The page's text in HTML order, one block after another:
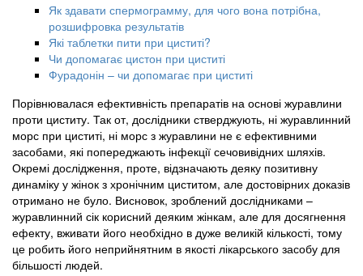
Як здавати спермограмму, для чого вона потрібна,
розшифровка результатів
Які таблетки пити при циститі?
Чи допомагає цистон при циститі
Фурадонін – чи допомагає при циститі
Порівнювалася ефективність препаратів на основі журавлини
проти циститу. Так от, дослідники стверджують, ні журавлинний
морс при циститі, ні морс з журавлини не є ефективними
засобами, які попереджають інфекції сечовивідних шляхів.
Окремі дослідження, проте, відзначають деяку позитивну
динаміку у жінок з хронічним циститом, але достовірних доказів
отримано не було. Висновок, зроблений дослідниками –
журавлинний сік корисний деяким жінкам, але для досягнення
ефекту, вживати його необхідно в дуже великій кількості, тому
це робить його неприйнятним в якості лікарського засобу для
більшості людей.